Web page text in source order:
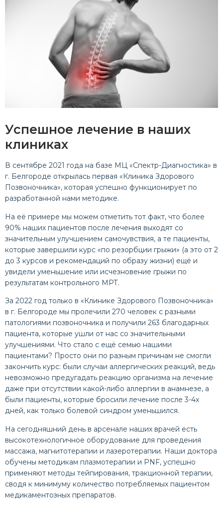
Успешное лечение в наших
клиниках
В сентябре 2021 года на базе МЦ «Спектр-Диагностика» в
г. Белгороде открылась первая «Клиника Здорового
Позвоночника», которая успешно функционирует по
разработанной нами методике.
На её примере мы можем отметить тот факт, что более
90% наших пациентов после лечения выходят со
значительным улучшением самочувствия, а те пациенты,
которые завершили курс «по резорбции грыжи» (а это от 2
до 3 курсов и рекомендаций по образу жизни) ещё и
увидели уменьшение или исчезновение грыжи по
результатам контрольного МРТ.
За 2022 год только в «Клинике Здорового Позвоночника»
в г. Белгороде мы пролечили 270 человек с разными
патологиями позвоночника и получили 263 благодарных
пациента, которые ушли от нас со значительными
улучшениями. Что стало с ещё семью нашими
пациентами? Просто они по разным причинам не смогли
закончить курс: были случаи аллергических реакций, ведь
невозможно предугадать реакцию организма на лечение
даже при отсутствии какой-либо аллергии в анамнезе, а
были пациенты, которые бросили лечение после 3-4х
дней, как только болевой синдром уменьшился.
На сегодняшний день в арсенале наших врачей есть
высокотехнологичное оборудование для проведения
массажа, магнитотерапии и лазеротерапии. Наши доктора
обучены методикам плазмотерапии и PNF, успешно
применяют методы тейпирования, тракционной терапии,
сводя к минимуму количество потребляемых пациентом
медикаментозных препаратов.